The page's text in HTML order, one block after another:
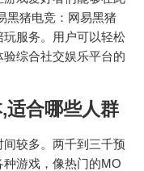
黑猪电竞：网易黑猪
服务。用户可以轻松
综合社交娱乐平台的
适合哪些人群
较多。两千到三千预
游戏，像热门的MO